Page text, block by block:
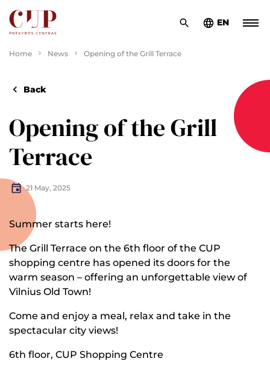
EN
Home News Opening of the Grill Terrace
Back
Opening of the Grill
Terrace
21 May, 2025
Summer starts here!
The Grill Terrace on the 6th floor of the CUP
shopping centre has opened its doors for the
warm season – offering an unforgettable view of
Vilnius Old Town!
Come and enjoy a meal, relax and take in the
spectacular city views!
6th floor, CUP Shopping Centre